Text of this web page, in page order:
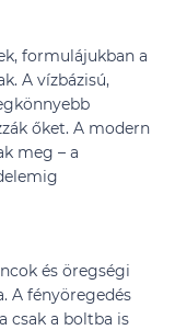
formulájukban a
A vízbázisú,
őket. A modern
meg – a
és öregségi
A fényöregedés
csak a boltba is